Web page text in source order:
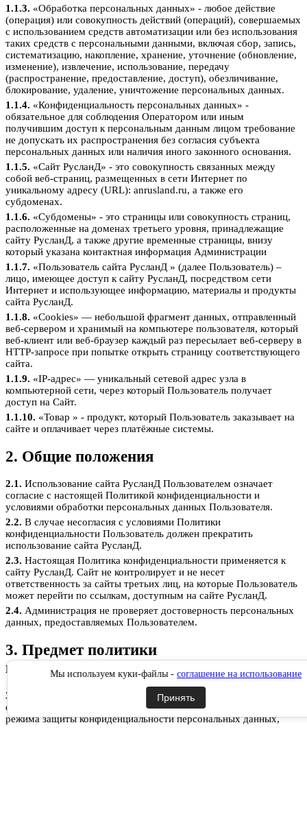
1.1.3. «Обработка персональных данных» - любое действие
(операция) или совокупность действий (операций), совершаемых
с использованием средств автоматизации или без использования
таких средств с персональными данными, включая сбор, запись,
систематизацию, накопление, хранение, уточнение (обновление,
изменение), извлечение, использование, передачу
(распространение, предоставление, доступ), обезличивание,
блокирование, удаление, уничтожение персональных данных.
1.1.4. «Конфиденциальность персональных данных» -
обязательное для соблюдения Оператором или иным
получившим доступ к персональным данным лицом требование
не допускать их распространения без согласия субъекта
персональных данных или наличия иного законного основания.
1.1.5. «Сайт РусланД» - это совокупность связанных между
собой веб-страниц, размещенных в сети Интернет по
уникальному адресу (URL): anrusland.ru, а также его
субдоменах.
1.1.6. «Субдомены» - это страницы или совокупность страниц,
расположенные на доменах третьего уровня, принадлежащие
сайту РусланД, а также другие временные страницы, внизу
который указана контактная информация Администрации
1.1.7. «Пользователь сайта РусланД » (далее Пользователь) –
лицо, имеющее доступ к сайту РусланД, посредством сети
Интернет и использующее информацию, материалы и продукты
сайта РусланД.
1.1.8. «Cookies» — небольшой фрагмент данных, отправленный
веб-сервером и хранимый на компьютере пользователя, который
веб-клиент или веб-браузер каждый раз пересылает веб-серверу в
HTTP-запросе при попытке открыть страницу соответствующего
сайта.
1.1.9. «IP-адрес» — уникальный сетевой адрес узла в
компьютерной сети, через который Пользователь получает
доступ на Сайт.
1.1.10. «Товар » - продукт, который Пользователь заказывает на
сайте и оплачивает через платёжные системы.
2. Общие положения
2.1. Использование сайта РусланД Пользователем означает
согласие с настоящей Политикой конфиденциальности и
условиями обработки персональных данных Пользователя.
2.2. В случае несогласия с условиями Политики
конфиденциальности Пользователь должен прекратить
использование сайта РусланД.
2.3. Настоящая Политика конфиденциальности применяется к
сайту РусланД. Сайт не контролирует и не несет
ответственность за сайты третьих лиц, на которые Пользователь
может перейти по ссылкам, доступным на сайте РусланД.
2.4. Администрация не проверяет достоверность персональных
данных, предоставляемых Пользователем.
3. Предмет политики
конфиденциальности
3.1.
Настоящая Политика конфиденциальности устанавливает
обязательства Администрации по неразглашению и обеспечению
режима защиты конфиденциальности персональных данных,
Мы используем куки-файлы - соглашение на использование
Принять